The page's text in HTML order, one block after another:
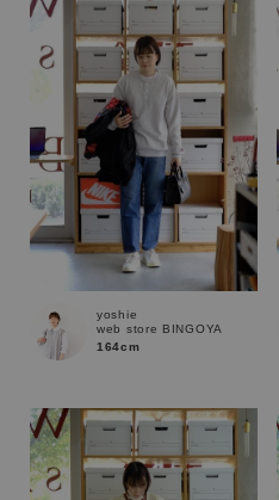
商品タイプ
通常商品
セール価格
在庫
在庫あり
yoshie
web store BINGOYA
164cm